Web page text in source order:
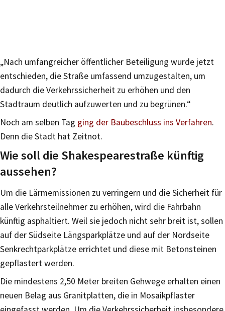
„Nach umfangreicher öffentlicher Beteiligung wurde jetzt
entschieden, die Straße umfassend umzugestalten, um
dadurch die Verkehrssicherheit zu erhöhen und den
Stadtraum deutlich aufzuwerten und zu begrünen.“
Noch am selben Tag ging der Baubeschluss ins Verfahren.
Denn die Stadt hat Zeitnot.
Wie soll die Shakespearestraße künftig
aussehen?
Um die Lärmemissionen zu verringern und die Sicherheit für
alle Verkehrsteilnehmer zu erhöhen, wird die Fahrbahn
künftig asphaltiert. Weil sie jedoch nicht sehr breit ist, sollen
auf der Südseite Längsparkplätze und auf der Nordseite
Senkrechtparkplätze errichtet und diese mit Betonsteinen
gepflastert werden.
Die mindestens 2,50 Meter breiten Gehwege erhalten einen
neuen Belag aus Granitplatten, die in Mosaikpflaster